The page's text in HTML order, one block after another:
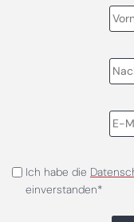
Ich habe die
einverstanden*